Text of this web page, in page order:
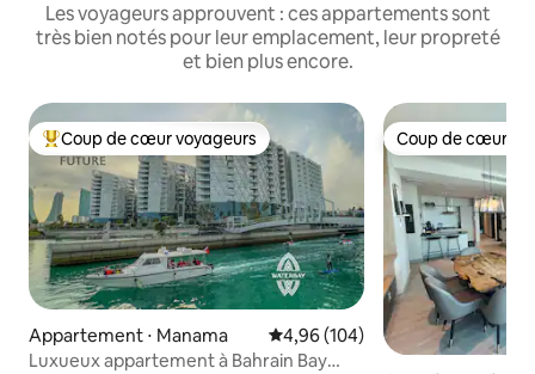
Les voyageurs approuvent : ces appartements sont
très bien notés pour leur emplacement, leur propreté
et bien plus encore.
Coups de cœur voyageurs les plus appréciés
Coup de cœur voyageurs
Appartement ⋅ Manama Évaluation moyenne sur la
4,96 (104)
Luxueux appartement à Bahrain Bay
Coup de cœur
Coup de cœur